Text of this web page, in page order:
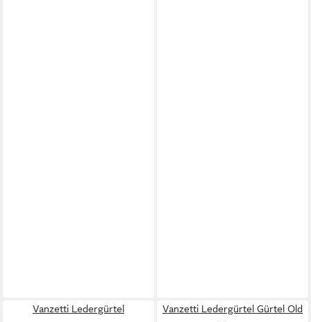
Vanzetti Ledergürtel
Vanzetti Ledergürtel Gürtel Old